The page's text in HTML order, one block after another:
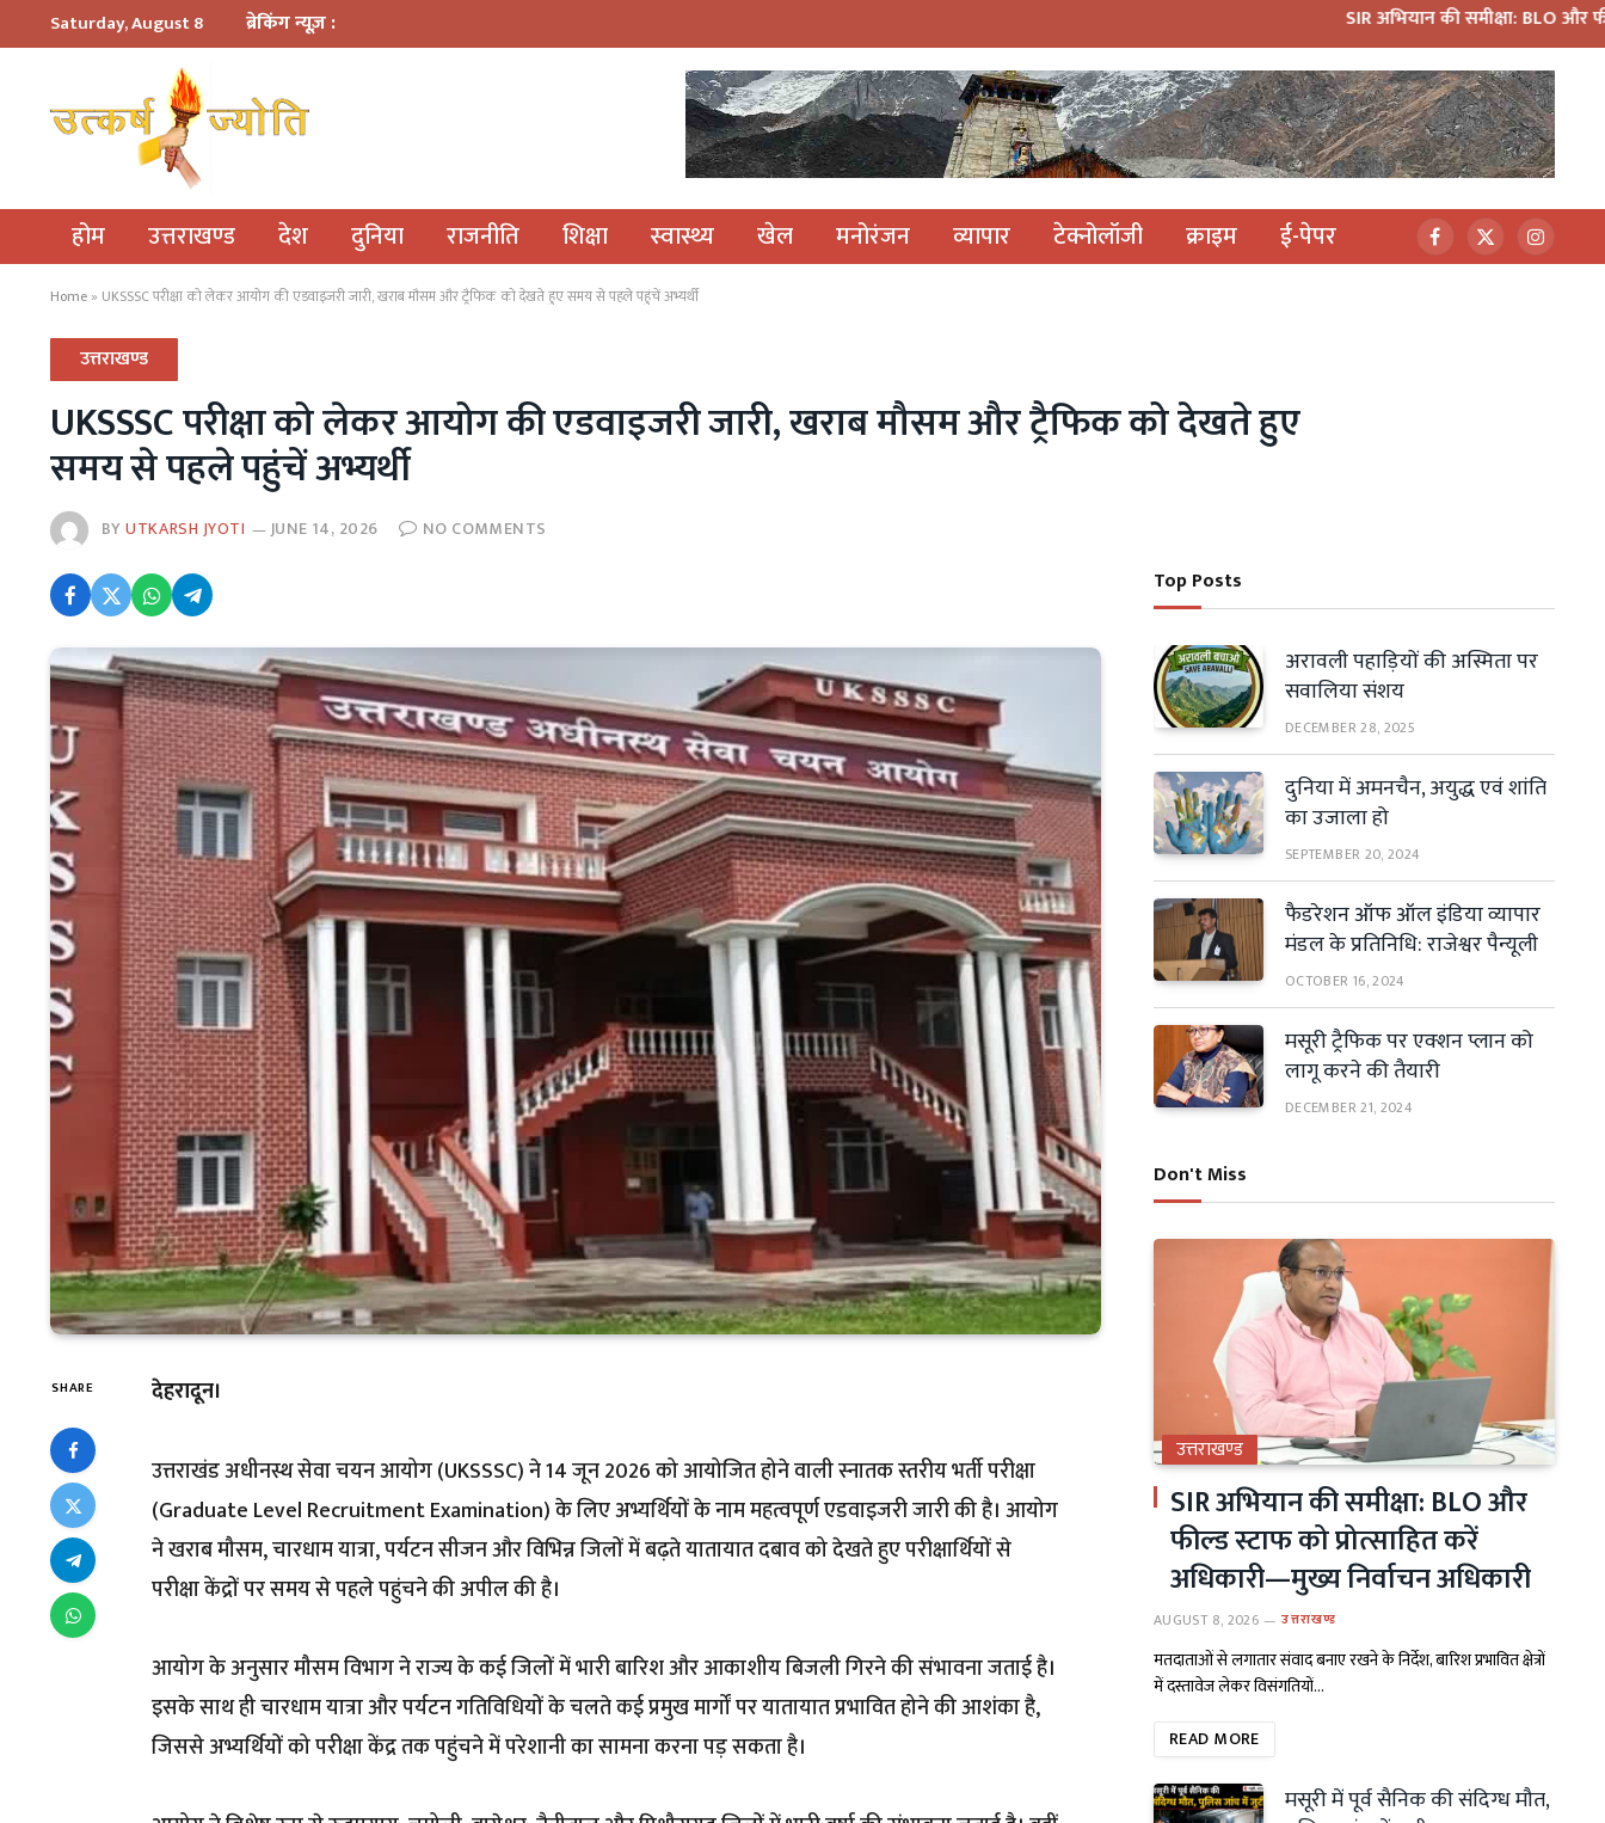
Saturday, August 8 ब्रेकिंग न्यूज़ : SIR अभियान की समीक्षा: BLO और फील्ड स्टाफ को
होम उत्तराखण्ड देश दुनिया राजनीति शिक्षा स्वास्थ्य खेल मनोरंजन व्यापार टेक्नोलॉजी क्राइम ई-पेपर Facebook
X
(Twitter)
Home » UKSSSC परीक्षा को लेकर आयोग की एडवाइजरी जारी, खराब मौसम और ट्रैफिक को देखते हुए समय से पहले पहुंचें अभ्यर्थी
उत्तराखण्ड
UKSSSC परीक्षा को लेकर आयोग की एडवाइजरी जारी, खराब मौसम और ट्रैफिक को देखते हुए
समय से पहले पहुंचें अभ्यर्थी
BYUTKARSH JYOTI JUNE 14, 2026 NO COMMENTS
SHARE देहरादून।
उत्तराखंड अधीनस्थ सेवा चयन आयोग (UKSSSC) ने 14 जून 2026 को आयोजित होने वाली स्नातक स्तरीय भर्ती परीक्षा
(Graduate Level Recruitment Examination) के लिए अभ्यर्थियों के नाम महत्वपूर्ण एडवाइजरी जारी की है। आयोग
ने खराब मौसम, चारधाम यात्रा, पर्यटन सीजन और विभिन्न जिलों में बढ़ते यातायात दबाव को देखते हुए परीक्षार्थियों से
परीक्षा केंद्रों पर समय से पहले पहुंचने की अपील की है।
आयोग के अनुसार मौसम विभाग ने राज्य के कई जिलों में भारी बारिश और आकाशीय बिजली गिरने की संभावना जताई है।
इसके साथ ही चारधाम यात्रा और पर्यटन गतिविधियों के चलते कई प्रमुख मार्गों पर यातायात प्रभावित होने की आशंका है,
जिससे अभ्यर्थियों को परीक्षा केंद्र तक पहुंचने में परेशानी का सामना करना पड़ सकता है।
Top Posts
अरावली पहाड़ियों की अस्मिता पर
सवालिया संशय
DECEMBER 28, 2025
दुनिया में अमनचैन, अयुद्ध एवं शांति
का उजाला हो
SEPTEMBER 20, 2024
फैडरेशन ऑफ ऑल इंडिया व्यापार
मंडल के प्रतिनिधि: राजेश्वर पैन्यूली
OCTOBER 16, 2024
मसूरी ट्रैफिक पर एक्शन प्लान को
लागू करने की तैयारी
DECEMBER 21, 2024
Don't Miss
उत्तराखण्ड
SIR अभियान की समीक्षा: BLO और
फील्ड स्टाफ को प्रोत्साहित करें
अधिकारी—मुख्य निर्वाचन अधिकारी
AUGUST 8, 2026 उत्तराखण्ड
मतदाताओं से लगातार संवाद बनाए रखने के निर्देश, बारिश प्रभावित क्षेत्रों
में दस्तावेज लेकर विसंगतियों…
READ MORE
मसूरी में पूर्व सैनिक की संदिग्ध मौत,